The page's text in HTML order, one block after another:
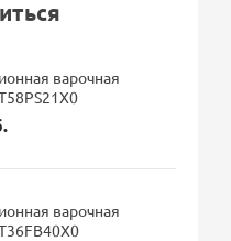
варочная
варочная